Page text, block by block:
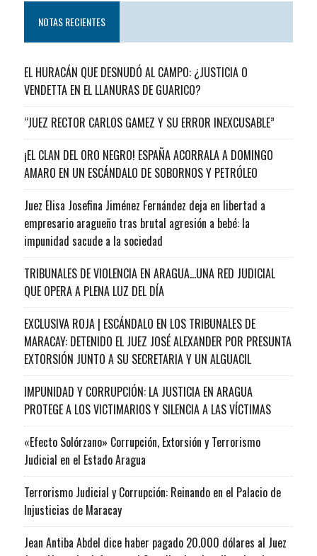
NOTAS RECIENTES
EL HURACÁN QUE DESNUDÓ AL CAMPO: ¿JUSTICIA O
VENDETTA EN EL LLANURAS DE GUARICO?
“JUEZ RECTOR CARLOS GAMEZ Y SU ERROR INEXCUSABLE”
¡EL CLAN DEL ORO NEGRO! ESPAÑA ACORRALA A DOMINGO
AMARO EN UN ESCÁNDALO DE SOBORNOS Y PETRÓLEO
Juez Elisa Josefina Jiménez Fernández deja en libertad a
empresario aragueño tras brutal agresión a bebé: la
impunidad sacude a la sociedad
TRIBUNALES DE VIOLENCIA EN ARAGUA…UNA RED JUDICIAL
QUE OPERA A PLENA LUZ DEL DÍA
EXCLUSIVA ROJA | ESCÁNDALO EN LOS TRIBUNALES DE
MARACAY: DETENIDO EL JUEZ JOSÉ ALEXANDER POR PRESUNTA
EXTORSIÓN JUNTO A SU SECRETARIA Y UN ALGUACIL
IMPUNIDAD Y CORRUPCIÓN: LA JUSTICIA EN ARAGUA
PROTEGE A LOS VICTIMARIOS Y SILENCIA A LAS VÍCTIMAS
«Efecto Solórzano» Corrupción, Extorsión y Terrorismo
Judicial en el Estado Aragua
Terrorismo Judicial y Corrupción: Reinando en el Palacio de
Injusticias de Maracay
Jean Antiba Abdel dice haber pagado 20.000 dólares al Juez